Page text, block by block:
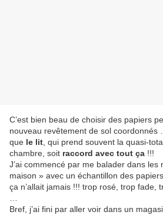
C’est bien beau de choisir des papiers
nouveau revêtement de sol
que le lit , qui prend souvent la quasi-
chambre, soit raccord avec tout ça !!!
J’ai commencé par me balader dans les
maison » avec un échantillon des
ça n’allait jamais !!! trop rosé, trop fade,
Bref, j’ai fini par aller voir dans un